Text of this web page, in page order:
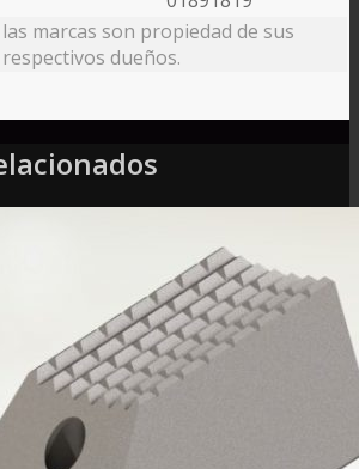
marcas son propiedad de sus
respectivos dueños.